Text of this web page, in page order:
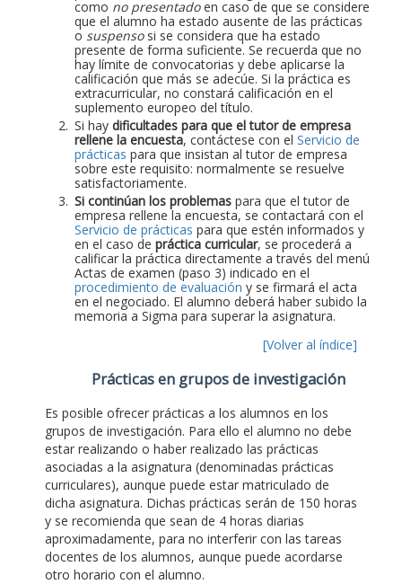
como no presentadoen caso de que se considere
que el alumno ha estado ausente de las prácticas
o suspensosi se considera que ha estado
presente de forma suficiente. Se recuerda que no
hay límite de convocatorias y debe aplicarse la
calificación que más se adecúe. Si la práctica es
extracurricular, no constará calificación en el
suplemento europeo del título.
Si hay dificultades para que el tutor de empresa
rellene la encuesta, contáctese con el Servicio de
prácticas para que insistan al tutor de empresa
sobre este requisito: normalmente se resuelve
satisfactoriamente.
Si continúan los problemas para que el tutor de
empresa rellene la encuesta, se contactará con el
Servicio de prácticas para que estén informados y
en el caso de práctica curricular, se procederá a
calificar la práctica directamente a través del menú
Actas de examen (paso 3) indicado en el
procedimiento de evaluación y se firmará el acta
en el negociado. El alumno deberá haber subido la
memoria a Sigma para superar la asignatura.
[Volver al índice]
Prácticas en grupos de investigación
Es posible ofrecer prácticas a los alumnos en los
grupos de investigación. Para ello el alumno no debe
estar realizando o haber realizado las prácticas
asociadas a la asignatura (denominadas prácticas
curriculares), aunque puede estar matriculado de
dicha asignatura. Dichas prácticas serán de 150 horas
y se recomienda que sean de 4 horas diarias
aproximadamente, para no interferir con las tareas
docentes de los alumnos, aunque puede acordarse
otro horario con el alumno.